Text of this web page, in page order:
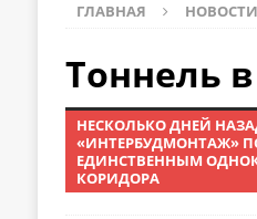
ГЛАВНАЯ НОВОСТИ
Тоннель
НЕСКОЛЬКО ДНЕЙ
«ИНТЕРБУДМОНТАЖ»
ЕДИНСТВЕННЫМ
КОРИДОРА